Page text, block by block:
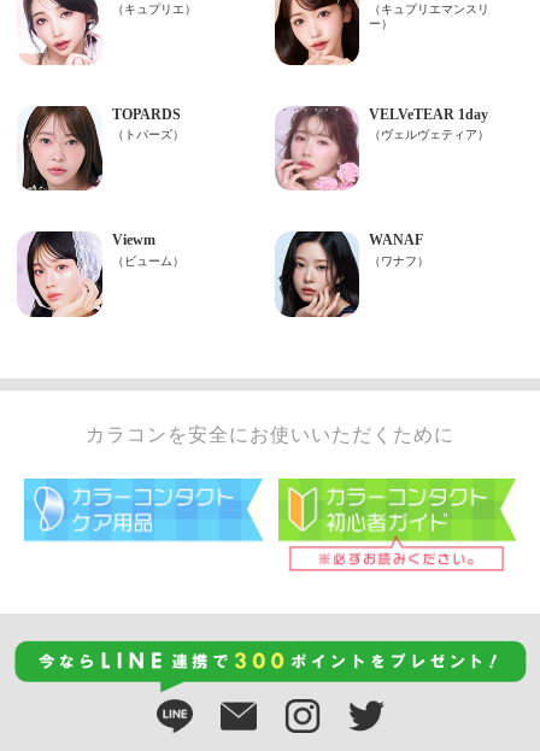
カラコンを安全にお使いいただくために